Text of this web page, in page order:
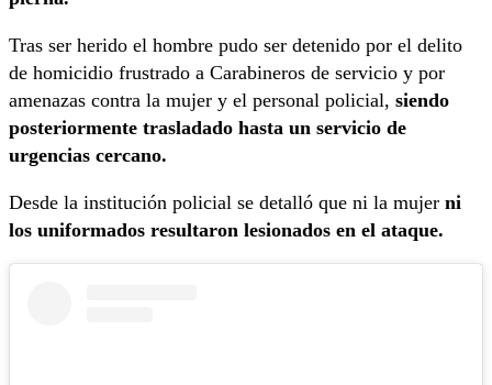
Tras ser herido el hombre pudo ser detenido por el delito
de homicidio frustrado a Carabineros de servicio y por
amenazas contra la mujer y el personal policial, siendo
posteriormente trasladado hasta un servicio de
urgencias cercano.
Desde la institución policial se detalló que ni la mujer ni
los uniformados resultaron lesionados en el ataque.